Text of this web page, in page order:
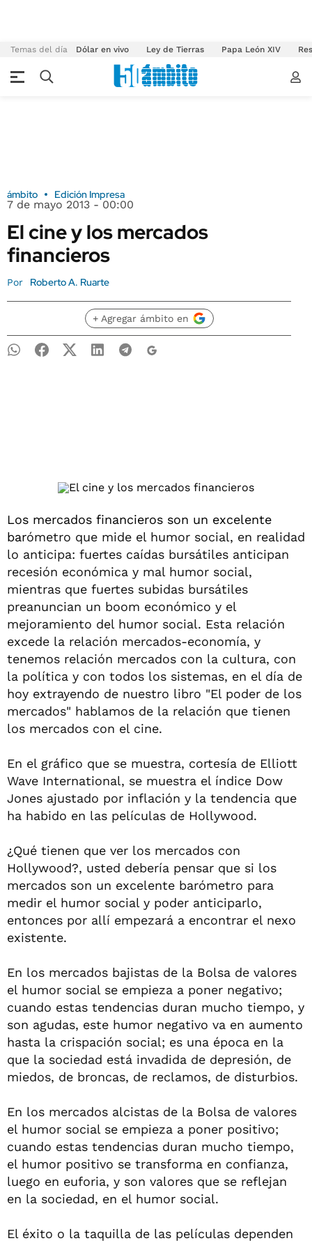
Temas del día Dólar en vivo Ley de Tierras Papa León XIV
ámbito Edición Impresa
7 de mayo 2013 - 00:00
El cine y los mercados
financieros
Por Roberto A. Ruarte
+ Agregar ámbito en
Los mercados financieros son un excelente
barómetro que mide el humor social, en realidad
lo anticipa: fuertes caídas bursátiles anticipan
recesión económica y mal humor social,
mientras que fuertes subidas bursátiles
preanuncian un boom económico y el
mejoramiento del humor social. Esta relación
excede la relación mercados-economía, y
tenemos relación mercados con la cultura, con
la política y con todos los sistemas, en el día de
hoy extrayendo de nuestro libro "El poder de los
mercados" hablamos de la relación que tienen
los mercados con el cine.
En el gráfico que se muestra, cortesía de Elliott
Wave International, se muestra el índice Dow
Jones ajustado por inflación y la tendencia que
ha habido en las películas de Hollywood.
¿Qué tienen que ver los mercados con
Hollywood?, usted debería pensar que si los
mercados son un excelente barómetro para
medir el humor social y poder anticiparlo,
entonces por allí empezará a encontrar el nexo
existente.
En los mercados bajistas de la Bolsa de valores
el humor social se empieza a poner negativo;
cuando estas tendencias duran mucho tiempo, y
son agudas, este humor negativo va en aumento
hasta la crispación social; es una época en la
que la sociedad está invadida de depresión, de
miedos, de broncas, de reclamos, de disturbios.
En los mercados alcistas de la Bolsa de valores
el humor social se empieza a poner positivo;
cuando estas tendencias duran mucho tiempo,
el humor positivo se transforma en confianza,
luego en euforia, y son valores que se reflejan
en la sociedad, en el humor social.
El éxito o la taquilla de las películas dependen